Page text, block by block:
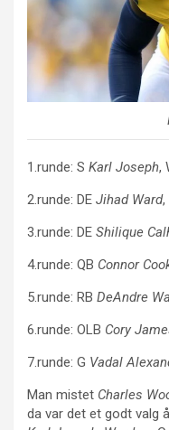
1.runde: S Karl Joseph,
2.runde: DE Jihad Ward,
3.runde: DE Shilique
4.runde: QB Connor
5.runde: RB DeAndre
6.runde: OLB Cory
7.runde: G Vadal
Man mistet Charles
da var det et godt valg